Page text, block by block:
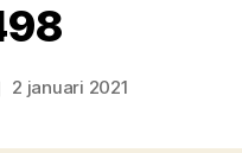
2 januari 2021